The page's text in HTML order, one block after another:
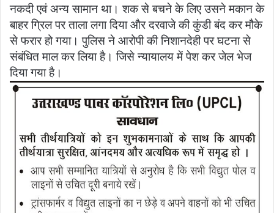
नकदी एवं अन्य सामान था। शक से बचने के लिए उसने मकान के
बाहर ग्रिल पर ताला लगा दिया और दरवाजे की कुंडी बंद कर मौके
से फरार हो गया। पुलिस ने आरोपी की निशानदेही पर घटना से
संबंधित माल कर लिया है। जिसे न्यायालय में पेश कर जेल भेज
दिया गया है।